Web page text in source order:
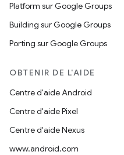
Platform sur Google Groups
Building sur Google Groups
Porting sur Google Groups
OBTENIR DE L'AIDE
Centre d'aide Android
Centre d'aide Pixel
Centre d'aide Nexus
www.android.com